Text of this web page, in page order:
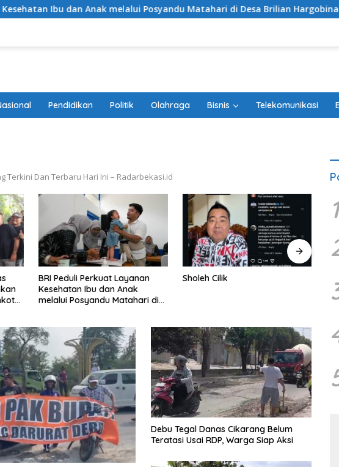
dan Anak melalui Posyandu Matahari di Desa Brilian Hargobinangun Sleman
Pendidikan Politik Olahraga Bisnis Telekomunikasi
Terkini Dan Terbaru Hari Ini – Radarbekasi.id
BRI Peduli Perkuat Layanan
Kesehatan Ibu dan Anak
melalui Posyandu Matahari di
Sholeh Cilik
Debu Tegal Danas Cikarang Belum
Teratasi Usai RDP, Warga Siap Aksi
1